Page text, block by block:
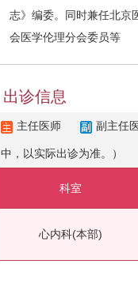
志》编委。同时兼任北京
会医学伦理分会委员等
出诊信息
主任医师 副主任
中，以实际出诊为准。）
科室
心内科(本部)